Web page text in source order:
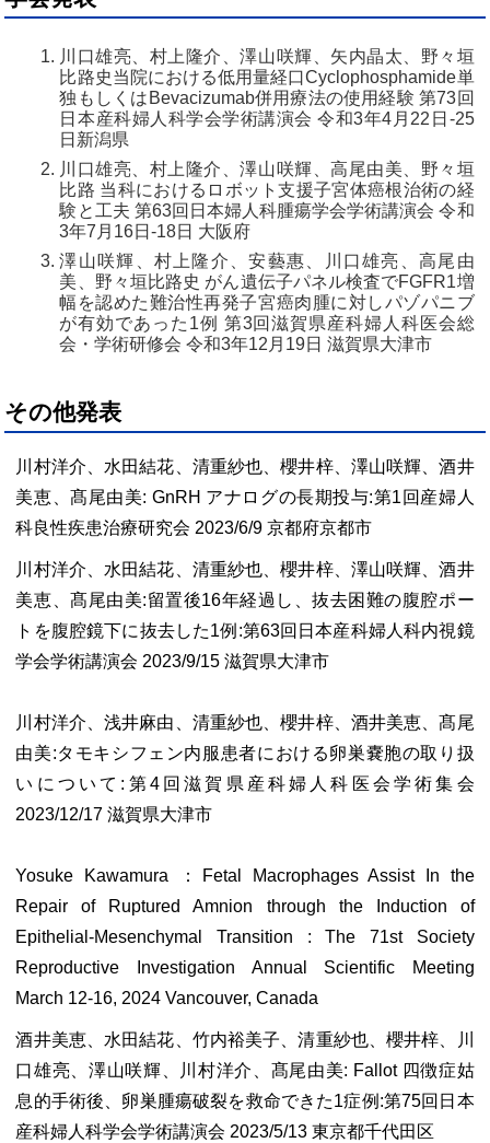
川口雄亮、村上隆介、澤山咲輝、矢内晶太、野々垣
比路史当院における低用量経口Cyclophosphamide単
独もしくはBevacizumab併用療法の使用経験 第73回
日本産科婦人科学会学術講演会 令和3年4月22日-25
日新潟県
川口雄亮、村上隆介、澤山咲輝、高尾由美、野々垣
比路 当科におけるロボット支援子宮体癌根治術の経
験と工夫 第63回日本婦人科腫瘍学会学術講演会 令和
3年7月16日-18日 大阪府
澤山咲輝、村上隆介、安藝惠、川口雄亮、高尾由
美、野々垣比路史 がん遺伝子パネル検査でFGFR1増
幅を認めた難治性再発子宮癌肉腫に対しパゾパニブ
が有効であった1例 第3回滋賀県産科婦人科医会総
会・学術研修会 令和3年12月19日 滋賀県大津市
その他発表
川村洋介、水田結花、清重紗也、櫻井梓、澤山咲輝、酒井
美恵、髙尾由美: GnRH アナログの長期投与:第1回産婦人
科良性疾患治療研究会 2023/6/9 京都府京都市
川村洋介、水田結花、清重紗也、櫻井梓、澤山咲輝、酒井
美恵、髙尾由美:留置後16年経過し、抜去困難の腹腔ポー
トを腹腔鏡下に抜去した1例:第63回日本産科婦人科内視鏡
学会学術講演会 2023/9/15 滋賀県大津市
川村洋介、浅井麻由、清重紗也、櫻井梓、酒井美恵、髙尾
由美:タモキシフェン内服患者における卵巣嚢胞の取り扱
いについて:第4回滋賀県産科婦人科医会学術集会
2023/12/17 滋賀県大津市
Yosuke Kawamura ：Fetal Macrophages Assist In the
Repair of Ruptured Amnion through the Induction of
Epithelial-Mesenchymal Transition : The 71st Society
Reproductive Investigation Annual Scientific Meeting
March 12-16, 2024 Vancouver, Canada
酒井美恵、水田結花、竹内裕美子、清重紗也、櫻井梓、川
口雄亮、澤山咲輝、川村洋介、髙尾由美: Fallot 四徴症姑
息的手術後、卵巣腫瘍破裂を救命できた1症例:第75回日本
産科婦人科学会学術講演会 2023/5/13 東京都千代田区